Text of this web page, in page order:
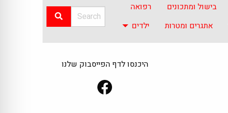
בישול ומתכונים
רפואה
אתגרים ומטרות ילדים
היכנסו לדף הפייסבוק שלנו
Facebook